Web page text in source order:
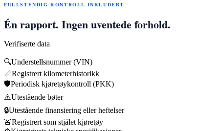
FULLSTENDIG KONTROLL INKLUDERT
Én rapport. Ingen uventede forhold.
Verifiserte data
🔍Understellsnummer (VIN)
📏Registrert kilometerhistorikk
🛡️Periodisk kjøretøykontroll (PKK)
⚠️Utestående bøter
🔒Utestående finansiering eller heftelser
🚨Registrert som stjålet kjøretøy